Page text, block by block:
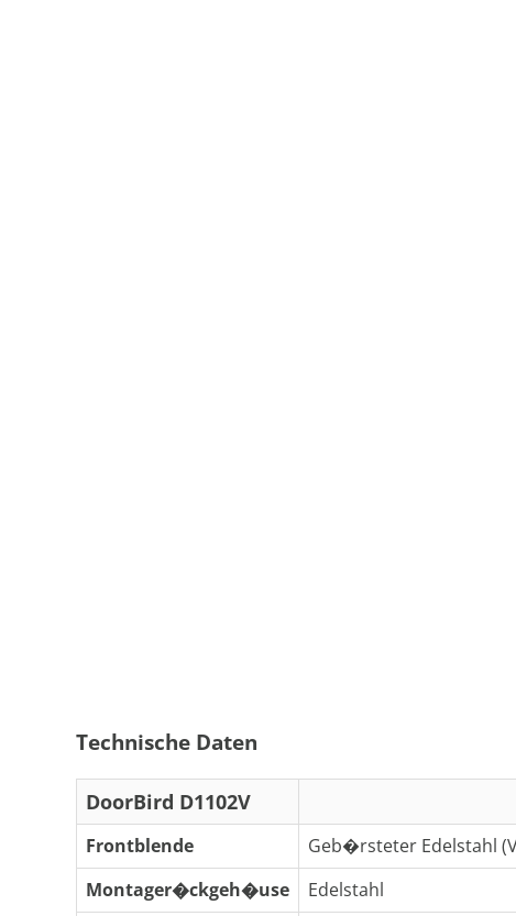
Technische Daten
DoorBird D1102V
Frontblende
Geb�rsteter Edelstahl
Montager�ckgeh�use
Edelstahl